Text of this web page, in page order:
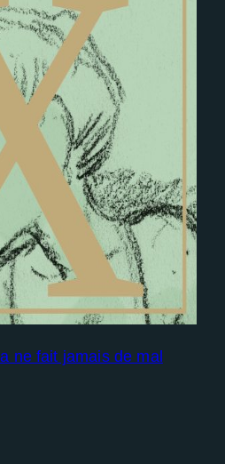
ne fait jamais de mal